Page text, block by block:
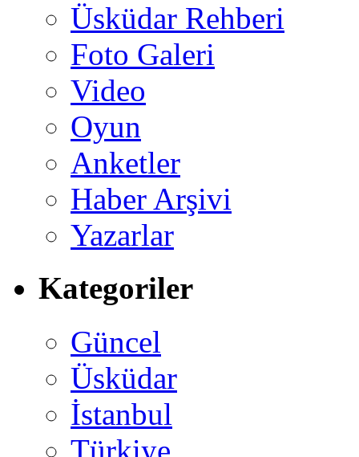
Üsküdar Rehberi
Foto Galeri
Video
Oyun
Anketler
Haber Arşivi
Yazarlar
Kategoriler
Güncel
Üsküdar
İstanbul
Türkiye